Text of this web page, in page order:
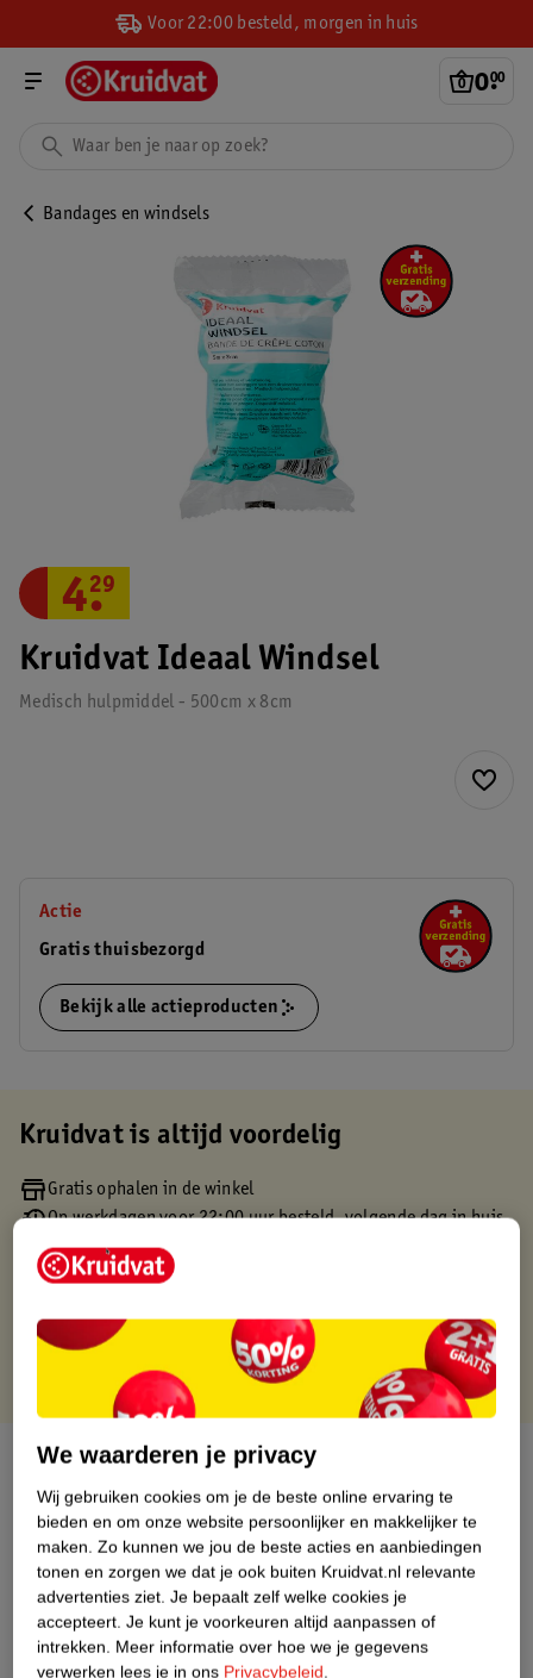
Voor 22:00 besteld, morgen in huis
0.
00
Bandages en windsels
Kruidvat Ideaal Windsel
Medisch hulpmiddel - 500cm x 8cm
4.
29
Actie
Gratis thuisbezorgd
Bekijk alle actieproducten
Kruidvat is altijd voordelig
Gratis ophalen in de winkel
Op werkdagen voor 22:00 uur besteld, volgende dag in huis
Gratis thuisbezorgd vanaf 50.00
Gratis retourneren binnen 30 dagen
Over dit product
Productinformatie
Etiketinformatie
Nature Impact Score
We waarderen je privacy
Wij gebruiken cookies om je de beste online ervaring te
bieden en om onze website persoonlijker en makkelijker te
maken. Zo kunnen we jou de beste acties en aanbiedingen
tonen en zorgen we dat je ook buiten Kruidvat.nl relevante
advertenties ziet. Je bepaalt zelf welke cookies je
accepteert. Je kunt je voorkeuren altijd aanpassen of
intrekken. Meer informatie over hoe we je gegevens
verwerken lees je in ons Privacybeleid.